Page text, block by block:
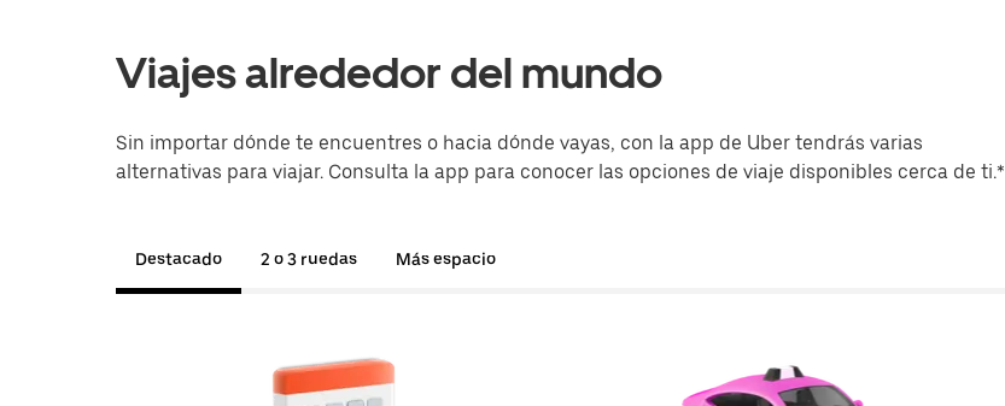
Viajes alrededor del mundo
Sin importar dónde te encuentres o hacia dónde vayas, con la app de Uber tendrás varias
alternativas para viajar. Consulta la app para conocer las opciones de viaje disponibles cerca de ti.*
Destacado 2 o 3 ruedas Más espacio